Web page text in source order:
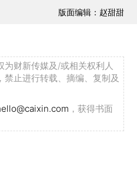
版面编辑：赵甜甜
为财新传媒及/或相关权利人
止进行转载、摘编、复制及
，获得书面